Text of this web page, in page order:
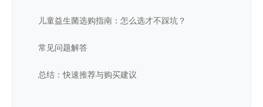
儿童益生菌选购指南：怎么选才不踩坑？
常见问题解答
总结：快速推荐与购买建议